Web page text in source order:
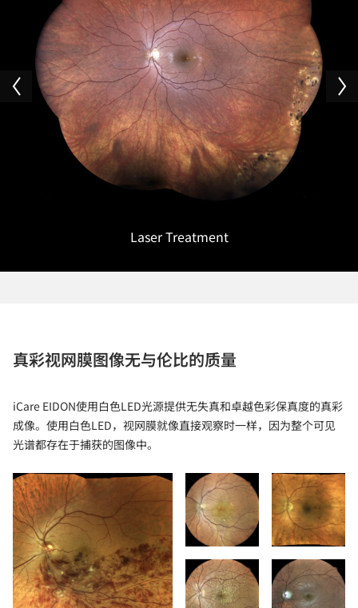
Laser Treatment
真彩视网膜图像无与伦比的质量
iCare EIDON使用白色LED光源提供无失真和卓越色彩保真度的真彩
成像。使用白色LED，视网膜就像直接观察时一样，因为整个可见
光谱都存在于捕获的图像中。